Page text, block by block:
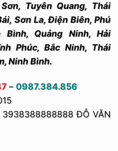
Tuyên Quang, Thái
Sơn La, Điện Biên, Phú
Bình, Quảng Ninh, Hải
Phúc, Bắc Ninh, Thái
Ninh Bình.
– 0987.384.856
3938388888888 ĐỖ VĂN